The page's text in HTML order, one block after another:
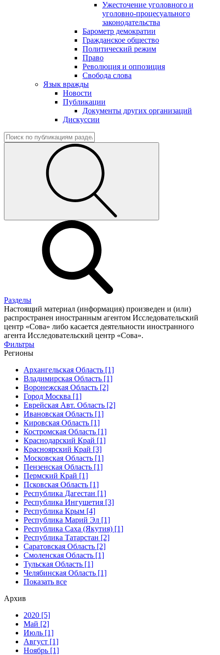
Ужесточение уголовного и
уголовно-процесуального
законодательства
Барометр демократии
Гражданское общество
Политический режим
Право
Революция и оппозиция
Свобода слова
Язык вражды
Новости
Публикации
Документы других организаций
Дискуссии
Разделы
Настоящий материал (информация) произведен и (или)
распространен иностранным агентом Исследовательский
центр «Сова» либо касается деятельности иностранного
агента Исследовательский центр «Сова».
Фильтры
Регионы
Архангельская Область [1]
Владимирская Область [1]
Воронежская Область [2]
Город Москва [1]
Еврейская Авт. Область [2]
Ивановская Область [1]
Кировская Область [1]
Костромская Область [1]
Краснодарский Край [1]
Красноярский Край [3]
Московская Область [1]
Пензенская Область [1]
Пермский Край [1]
Псковская Область [1]
Республика Дагестан [1]
Республика Ингушетия [3]
Республика Крым [4]
Республика Марий Эл [1]
Республика Саха (Якутия) [1]
Республика Татарстан [2]
Саратовская Область [2]
Смоленская Область [1]
Тульская Область [1]
Челябинская Область [1]
Показать все
Архив
2020 [5]
Май [2]
Июль [1]
Август [1]
Ноябрь [1]